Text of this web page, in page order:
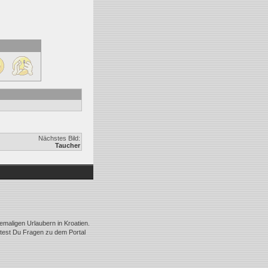
Nächstes Bild:
Taucher
Urlaubern in Kroatien.
Du Fragen zu dem Portal